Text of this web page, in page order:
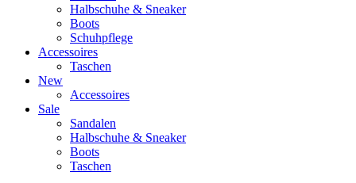
Halbschuhe & Sneaker
Boots
Schuhpflege
Accessoires
Taschen
New
Accessoires
Sale
Sandalen
Halbschuhe & Sneaker
Boots
Taschen